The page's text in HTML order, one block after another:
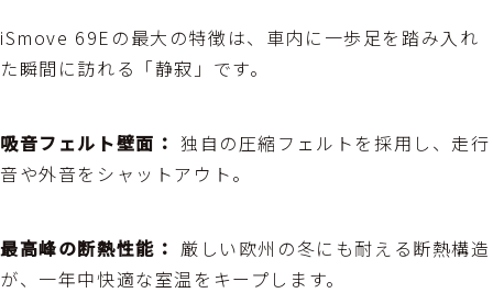
iSmove 69Eの最大の特徴は、車内に一歩足を踏み入れ
た瞬間に訪れる「静寂」です。
吸音フェルト壁面： 独自の圧縮フェルトを採用し、走行
音や外音をシャットアウト。
最高峰の断熱性能： 厳しい欧州の冬にも耐える断熱構造
が、一年中快適な室温をキープします。